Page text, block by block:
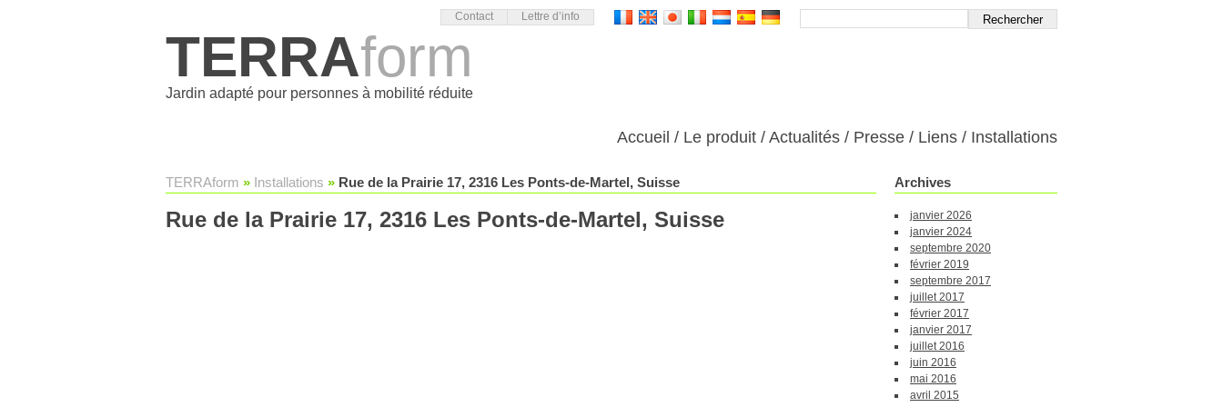
Contact Lettre d’info
TERRAform
Jardin adapté pour personnes à mobilité réduite
Accueil Le produit Actualités Presse Liens Installations
TERRAform » Installations » Rue de la Prairie 17, 2316 Les Ponts-de-Martel, Suisse
Rue de la Prairie 17, 2316 Les Ponts-de-Martel, Suisse
Archives
janvier 2026
janvier 2024
septembre 2020
février 2019
septembre 2017
juillet 2017
février 2017
janvier 2017
juillet 2016
juin 2016
mai 2016
avril 2015